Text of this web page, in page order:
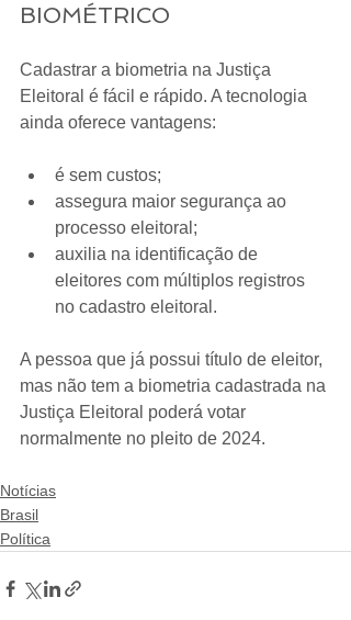
BIOMÉTRICO
Cadastrar a biometria na Justiça
Eleitoral é fácil e rápido. A tecnologia
ainda oferece vantagens:
é sem custos;
assegura maior segurança ao
processo eleitoral;
auxilia na identificação de
eleitores com múltiplos registros
no cadastro eleitoral.
A pessoa que já possui título de eleitor,
mas não tem a biometria cadastrada na
Justiça Eleitoral poderá votar
normalmente no pleito de 2024.
Notícias
Brasil
Política